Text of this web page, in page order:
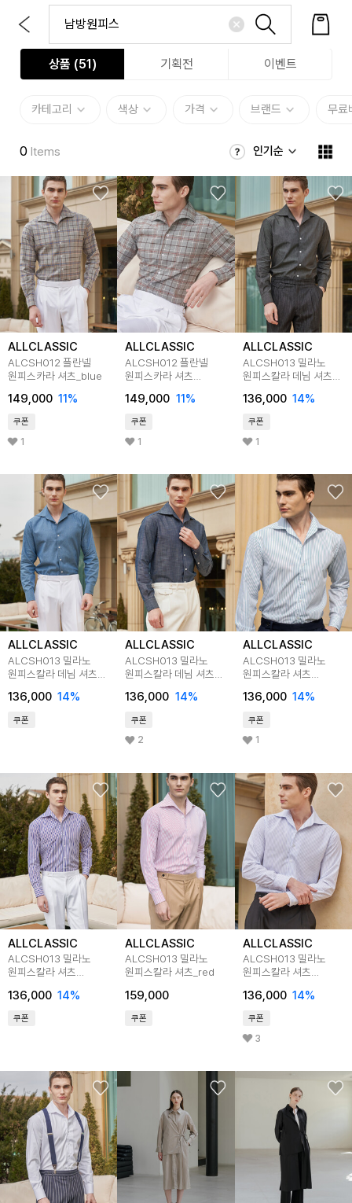
상품 (51 ) 기획전 이벤트
카테고리 색상 가격 브랜드 무료
0 Items 인기순
ALLCLASSIC
ALCSH012 플란넬
원피스카라 셔츠_blue
149,000 11%
쿠폰
1
ALLCLASSIC
ALCSH012 플란넬
원피스카라 셔츠
149,000 11%
쿠폰
1
ALLCLASSIC
ALCSH013 밀라노
원피스칼라 데님 셔츠
136,000 14%
쿠폰
1
ALLCLASSIC
ALCSH013 밀라노
원피스칼라 데님 셔츠
136,000 14%
쿠폰
ALLCLASSIC
ALCSH013 밀라노
원피스칼라 데님 셔츠
136,000 14%
쿠폰
2
ALLCLASSIC
ALCSH013 밀라노
원피스칼라 셔츠
136,000 14%
쿠폰
1
ALLCLASSIC
ALCSH013 밀라노
원피스칼라 셔츠
136,000 14%
쿠폰
ALLCLASSIC
ALCSH013 밀라노
원피스칼라 셔츠_red
159,000
쿠폰
ALLCLASSIC
ALCSH013 밀라노
원피스칼라 셔츠
136,000 14%
쿠폰
3